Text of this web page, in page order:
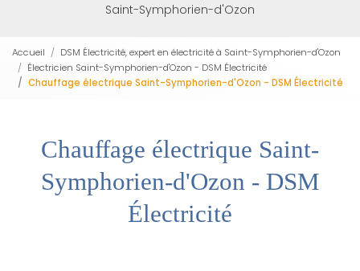
Saint-Symphorien-d'Ozon
Accueil
DSM Électricité, expert en électricité à Saint-Symphorien-d'Ozon
Électricien Saint-Symphorien-d'Ozon - DSM Électricité
Chauffage électrique Saint-Symphorien-d'Ozon - DSM Électricité
Chauffage électrique Saint-
Symphorien-d'Ozon - DSM
Électricité